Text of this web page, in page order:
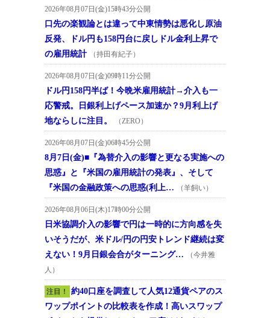
2026年08月07日(金)15時43分公開
口先の楽観論とは違って中東情勢は悪化し原油
反発、ドル円も158円台に戻しドル金利上昇で
の雇用統計
（持田有紀子）
2026年08月07日(金)09時11分公開
ドル円158円半ば！今晩米雇用統計→介入も一
応警戒。日銀利上げペース加速か？9月利上げ
地ならしに注目。
（ZERO）
2026年08月07日(金)06時45分公開
8月7日(金)■『為替介入の影響と更なる実施への
思惑』と『米国の雇用統計の発表』、そして
『米国の金融政策への思惑(利上…
（羊飼い）
2026年08月06日(木)17時00分公開
日米協調介入の影響で円は一時的に方向感を失
いそうだが、米ドル/円の円安トレンド継続は変
えない！9月日銀会合がターニング…
（今井雅
人）
注目！
約40口座を調査して人気12通貨ペアのス
ワップポイントの比較表を作成！高いスワップ